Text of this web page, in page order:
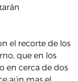
el recorte de los
que en los
en cerca de dos